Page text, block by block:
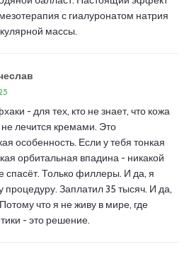
с гиалуронатом натрия
массы.
- для тех, кто не знает, что кожа
лечится кремами. Это
особенность. Если у тебя тонкая
орбитальная впадина - никакой
спасёт. Только филлеры. И да, я
процедуру. Заплатил 35 тысяч. И да,
что я не живу в мире, где
- это решение.